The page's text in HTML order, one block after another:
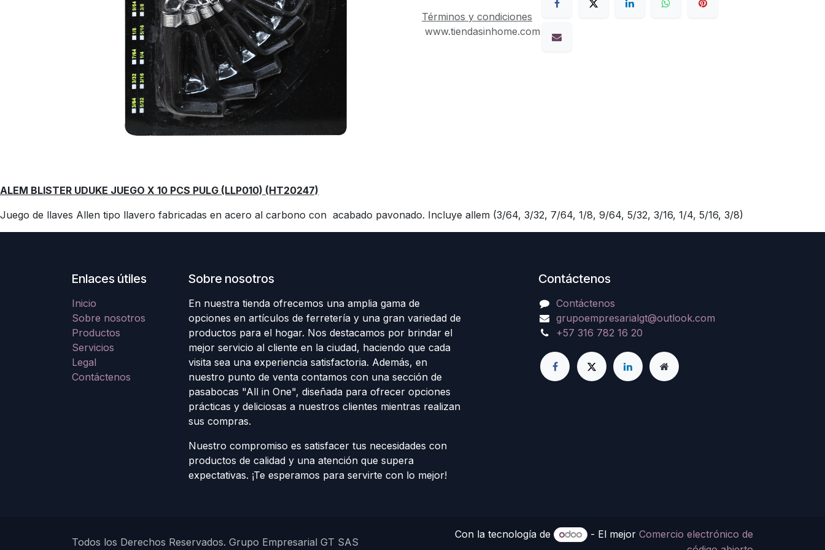
Términos y condiciones
www.tiendasinhome.com
ALEM BLISTER UDUKE JUEGO X 10 PCS PULG (LLP010) (HT20247)
Juego de llaves Allen tipo llavero fabricadas en acero al carbono con acabado pavonado. Incluye allem (3/64, 3/32, 7/64, 1/8, 9/64, 5/32, 3/16, 1/4, 5/16, 3/8)
Enlaces útiles
Inicio
Sobre nosotros
Productos
Servicios
Legal
Contáctenos
Sobre nosotros
En nuestra tienda ofrecemos una amplia gama de
opciones en artículos de ferretería y una gran variedad de
productos para el hogar. Nos destacamos por brindar el
mejor servicio al cliente en la ciudad, haciendo que cada
visita sea una experiencia satisfactoria. Además, en
nuestro punto de venta contamos con una sección de
pasabocas "All in One", diseñada para ofrecer opciones
prácticas y deliciosas a nuestros clientes mientras realizan
sus compras.
Nuestro compromiso es satisfacer tus necesidades con
productos de calidad y una atención que supera
expectativas. ¡Te esperamos para servirte con lo mejor!
Contáctenos
Contáctenos
grupoempresarialgt@outlook.com
+57 316 782 16 20
Todos los Derechos Reservados. Grupo Empresarial GT SAS
Con la tecnología de - El mejor Comercio electrónico de